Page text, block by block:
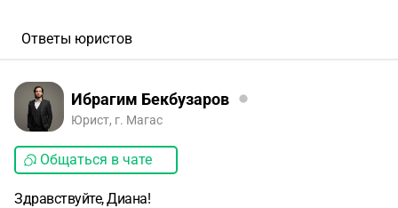
алименты. На что он ответил что я рожала для себя и что
ли переписка о том что я не собираюсь подавать на
алименты быть аргументом для суда и отказом в
Ответы юристов
Ибрагим Бекбузаров
Юрист, г. Магас
Общаться в чате
Здравствуйте, Диана!